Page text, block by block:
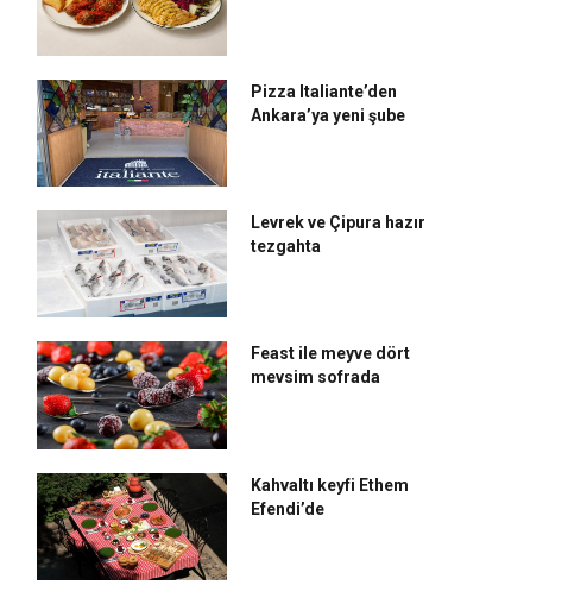
Pizza Italiante’den
Ankara’ya yeni şube
Levrek ve Çipura hazır
tezgahta
Feast ile meyve dört
mevsim sofrada
Kahvaltı keyfi Ethem
Efendi’de